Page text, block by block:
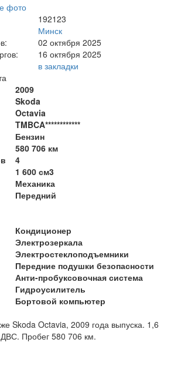
фото
192123
Минск
02 октября 2025
16 октября 2025
в закладки
2009
Skoda
Octavia
TMBCA************
Бензин
580 706 км
4
1 600 см3
Механика
Передний
Кондиционер
Электрозеркала
Электростеклоподъемники
Передние подушки безопасности
Анти-пробуксовочная система
Гидроусилитель
Бортовой компьютер
Skoda Octavia, 2009 года выпуска. 1,6
Пробег 580 706 км.